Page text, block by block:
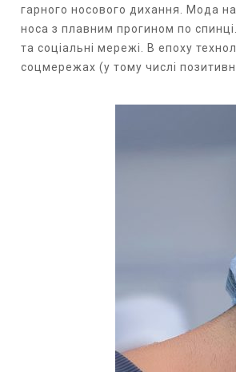
гарного носового дихання. Мода на
носа з плавним прогином по
та соціальні мережі. В епоху
соцмережах (у тому числі